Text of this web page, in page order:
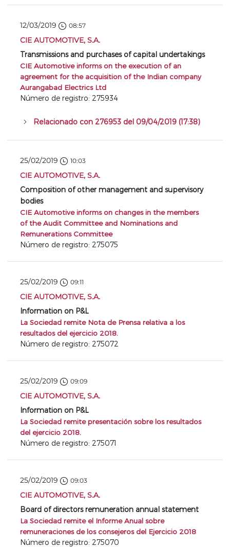
12/03/2019 08:57
CIE AUTOMOTIVE, S.A.
Transmissions and purchases of capital undertakings
CIE Automotive informs on the execution of an
agreement for the acquisition of the Indian company
Aurangabad Electrics Ltd
Número de registro: 275934
Relacionado con 276953 del 09/04/2019 (17:38)
25/02/2019 10:03
CIE AUTOMOTIVE, S.A.
Composition of other management and supervisory
bodies
CIE Automotive informs on changes in the members
of the Audit Committee and Nominations and
Remunerations Committee
Número de registro: 275075
25/02/2019 09:11
CIE AUTOMOTIVE, S.A.
Information on P&L
La Sociedad remite Nota de Prensa relativa a los
resultados del ejercicio 2018.
Número de registro: 275072
25/02/2019 09:09
CIE AUTOMOTIVE, S.A.
Information on P&L
La Sociedad remite presentación sobre los resultados
del ejercicio 2018.
Número de registro: 275071
25/02/2019 09:03
CIE AUTOMOTIVE, S.A.
Board of directors remuneration annual statement
La Sociedad remite el Informe Anual sobre
remuneraciones de los consejeros del Ejercicio 2018
Número de registro: 275070